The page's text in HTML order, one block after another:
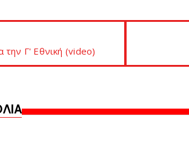
την Γ' Εθνική (video)